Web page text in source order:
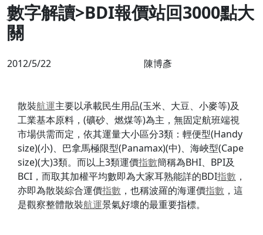
數字解讀>BDI報價站回3000點大
關
2012/5/22 陳博彥
散裝航運主要以承載民生用品(玉米、大豆、小麥等)及
工業基本原料，(礦砂、燃煤等)為主，無固定航班端視
市場供需而定，依其運量大小區分3類：輕便型(Handy
size)(小)、巴拿馬極限型(Panamax)(中)、海峽型(Cape
size)(大)3類。而以上3類運價指數簡稱為BHI、BPI及
BCI，而取其加權平均數即為大家耳熟能詳的BDI指數，
亦即為散裝綜合運價指數，也稱波羅的海運價指數，這
是觀察整體散裝航運景氣好壞的最重要指標。